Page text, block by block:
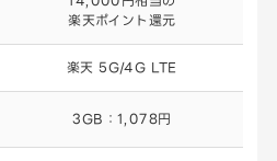
楽天ポイント還元
楽天 5G/4G LTE
3GB：1,078円